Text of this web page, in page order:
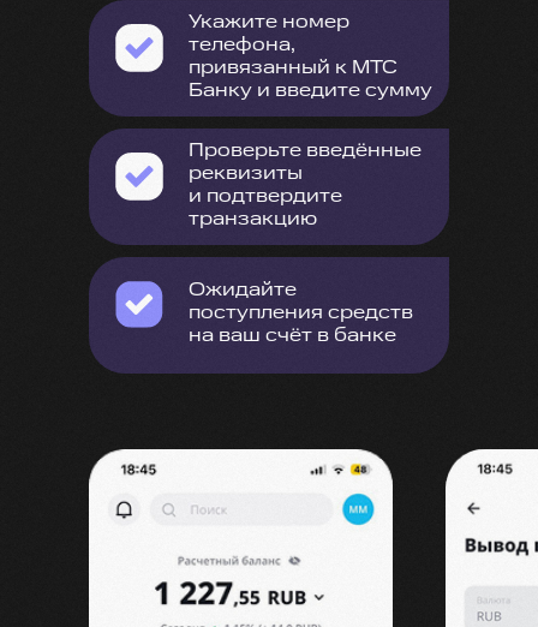
Ожидайте
поступления средств
на ваш счёт в банке
Проверьте введённые
реквизиты
и подтвердите
транзакцию
Укажите номер
телефона,
привязанный к МТС
Банку и введите сумму